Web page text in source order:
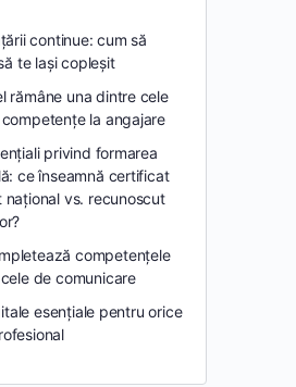
continue: cum să
te lași copleșit
rămâne una dintre cele
la angajare
privind formarea
ce înseamnă certificat
național vs. recunoscut
competențele
de comunicare
esențiale pentru orice